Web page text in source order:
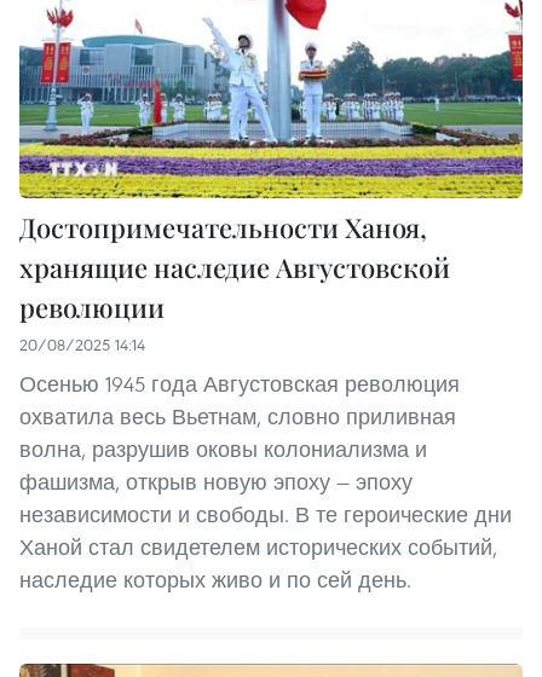
Достопримечательности Ханоя,
хранящие наследие Августовской
революции
20/08/2025 14:14
Осенью 1945 года Августовская революция
охватила весь Вьетнам, словно приливная
волна, разрушив оковы колониализма и
фашизма, открыв новую эпоху — эпоху
независимости и свободы. В те героические дни
Ханой стал свидетелем исторических событий,
наследие которых живо и по сей день.